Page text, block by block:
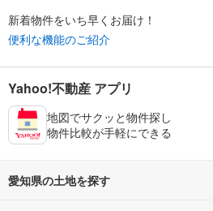
新着物件をいち早くお届け！
便利な機能のご紹介
Yahoo!不動産 アプリ
地図でサクッと物件探し
物件比較が手軽にできる
愛知県の土地を探す